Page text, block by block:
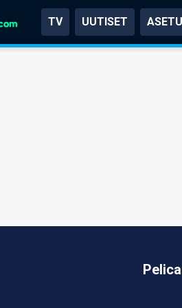
TV UUTISET